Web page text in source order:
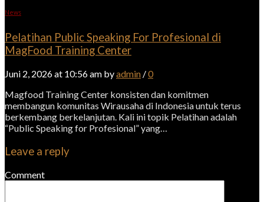
News
Pelatihan Public Speaking For Profesional di
MagFood Training Center
Juni 2, 2026 at 10:56 am byadmin /0
Magfood Training Center konsisten dan komitmen
membangun komunitas Wirausaha di Indonesia untuk terus
berkembang berkelanjutan. Kali ini topik Pelatihan adalah
“Public Speaking for Profesional” yang…
Leave a reply
Comment